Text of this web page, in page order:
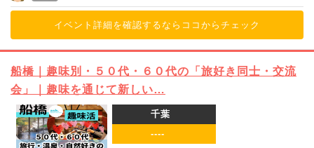
イベント詳細を確認するならココからチェック
船橋｜趣味別・５０代・６０代の「旅好き同士・交流
会」｜趣味を通じて新しい…
千葉
----